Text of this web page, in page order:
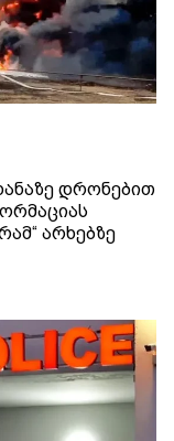
დრონებით
არხებზე